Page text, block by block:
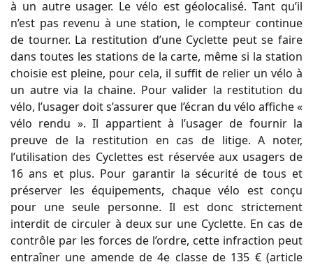
à un autre usager. Le vélo est géolocalisé. Tant qu’il
n’est pas revenu à une station, le compteur continue
de tourner. La restitution d’une Cyclette peut se faire
dans toutes les stations de la carte, même si la station
choisie est pleine, pour cela, il suffit de relier un vélo à
un autre via la chaine. Pour valider la restitution du
vélo, l’usager doit s’assurer que l’écran du vélo affiche «
vélo rendu ». Il appartient à l’usager de fournir la
preuve de la restitution en cas de litige. A noter,
l’utilisation des Cyclettes est réservée aux usagers de
16 ans et plus. Pour garantir la sécurité de tous et
préserver les équipements, chaque vélo est conçu
pour une seule personne. Il est donc strictement
interdit de circuler à deux sur une Cyclette. En cas de
contrôle par les forces de l’ordre, cette infraction peut
entraîner une amende de 4e classe de 135 € (article